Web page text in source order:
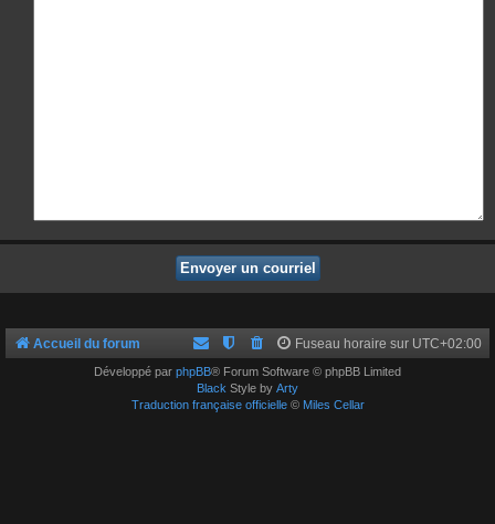
Accueil du forum Fuseau horaire sur UTC+02:00
Développé par phpBB® Forum Software © phpBB Limited
Black Style by Arty
Traduction française officielle© Miles Cellar